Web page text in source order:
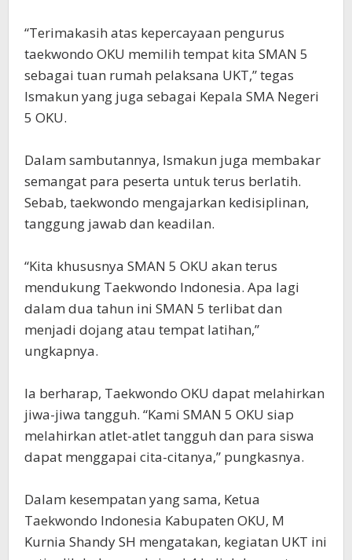
“Terimakasih atas kepercayaan pengurus
taekwondo OKU memilih tempat kita SMAN 5
sebagai tuan rumah pelaksana UKT,” tegas
Ismakun yang juga sebagai Kepala SMA Negeri
5 OKU.
Dalam sambutannya, Ismakun juga membakar
semangat para peserta untuk terus berlatih.
Sebab, taekwondo mengajarkan kedisiplinan,
tanggung jawab dan keadilan.
“Kita khususnya SMAN 5 OKU akan terus
mendukung Taekwondo Indonesia. Apa lagi
dalam dua tahun ini SMAN 5 terlibat dan
menjadi dojang atau tempat latihan,”
ungkapnya.
Ia berharap, Taekwondo OKU dapat melahirkan
jiwa-jiwa tangguh. “Kami SMAN 5 OKU siap
melahirkan atlet-atlet tangguh dan para siswa
dapat menggapai cita-citanya,” pungkasnya.
Dalam kesempatan yang sama, Ketua
Taekwondo Indonesia Kabupaten OKU, M
Kurnia Shandy SH mengatakan, kegiatan UKT ini